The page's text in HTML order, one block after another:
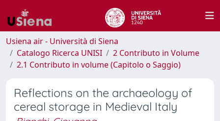
Usiena air - Università di Siena
Catalogo Ricerca UNISI
2 Contributo in Volume
2.1 Contributo in volume (Capitolo o Saggio)
Reflections on the archaeology of
cereal storage in Medieval Italy